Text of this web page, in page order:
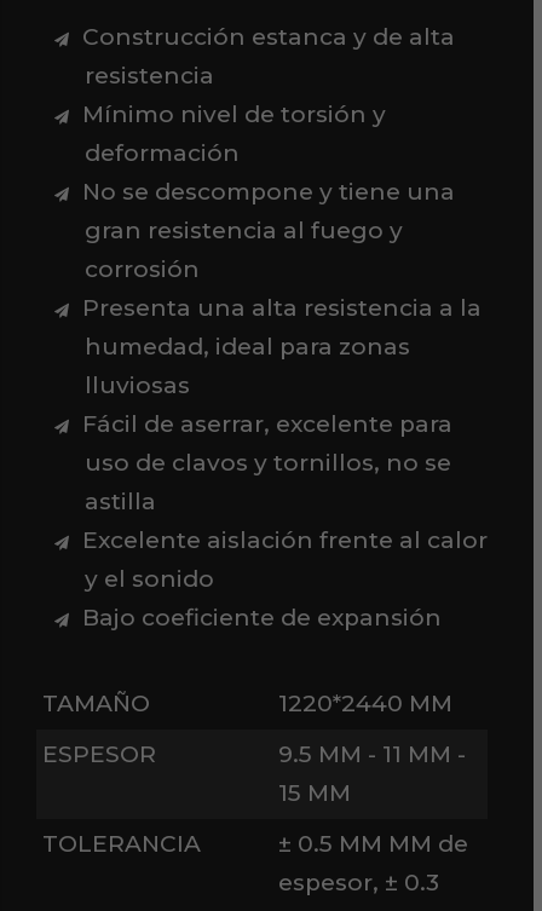
Construcción estanca y de alta
resistencia
Mínimo nivel de torsión y
deformación
No se descompone y tiene una
gran resistencia al fuego y
corrosión
Presenta una alta resistencia a la
humedad, ideal para zonas
lluviosas
Fácil de aserrar, excelente para
uso de clavos y tornillos, no se
astilla
Excelente aislación frente al calor
y el sonido
Bajo coeficiente de expansión
TAMAÑO
1220*2440 MM
ESPESOR
9.5 MM - 11 MM -
15 MM
TOLERANCIA
± 0.5 MM MM de
espesor, ± 0.3